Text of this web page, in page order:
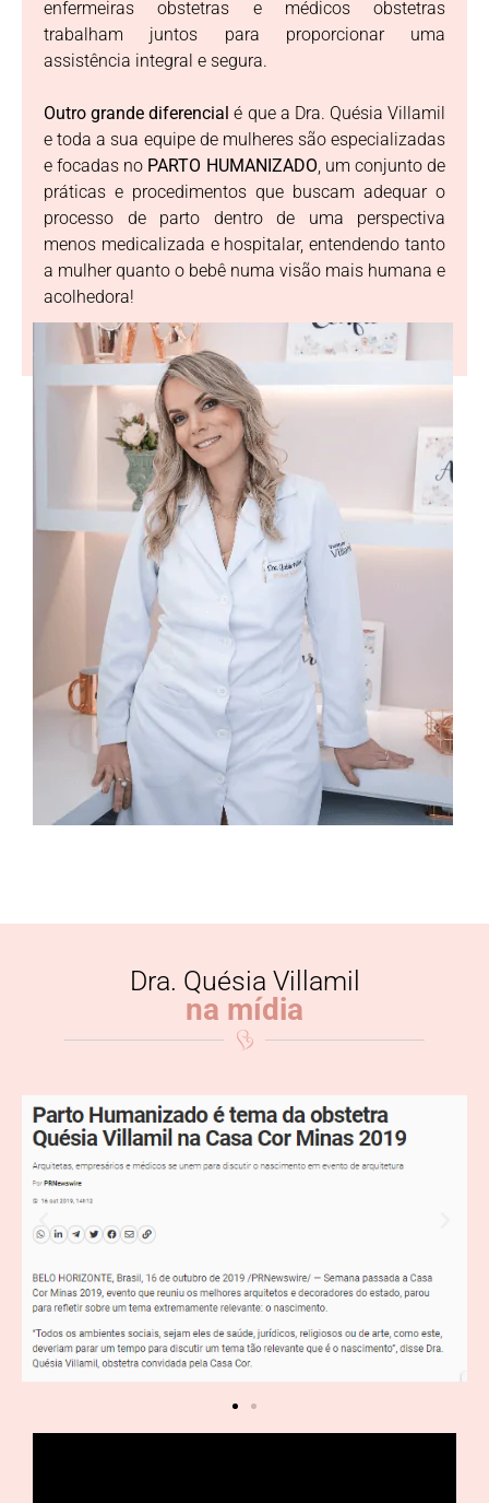
enfermeiras obstetras e médicos obstetras
trabalham juntos para proporcionar uma
assistência integral e segura.
Outro grande diferencial é que a Dra. Quésia Villamil
e toda a sua equipe de mulheres são especializadas
e focadas no PARTO HUMANIZADO, um conjunto de
práticas e procedimentos que buscam adequar o
processo de parto dentro de uma perspectiva
menos medicalizada e hospitalar, entendendo tanto
a mulher quanto o bebê numa visão mais humana e
acolhedora!
Dra. Quésia Villamil
na mídia